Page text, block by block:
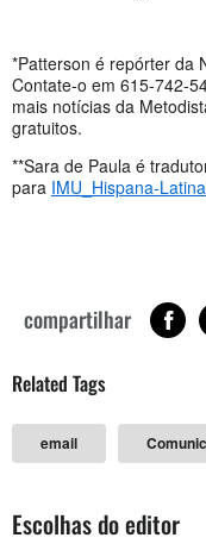
*Patterson é repórter da
Contate-o em 615-742-
mais notícias da
gratuitos.
**Sara de Paula é
para IMU_Hispana-
compartilhar
Related Tags
email
Escolhas do editor